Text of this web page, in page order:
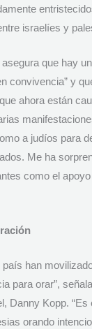
israelíes y
que hay
convivencia” y
ahora están
a judíos para
Me ha
como el
país han
para orar”,
Danny Kopp. “Es
orando